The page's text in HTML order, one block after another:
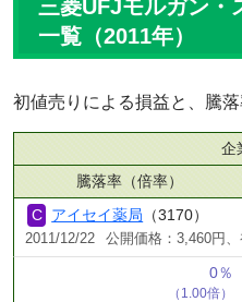
三菱UFJモルガン・
一覧（2011年）
初値売りによる損益と、騰
企
騰落率（倍率）
アイセイ薬局 （3170）
2011/12/22 公開価格：3,460円
0％
（1.00倍）